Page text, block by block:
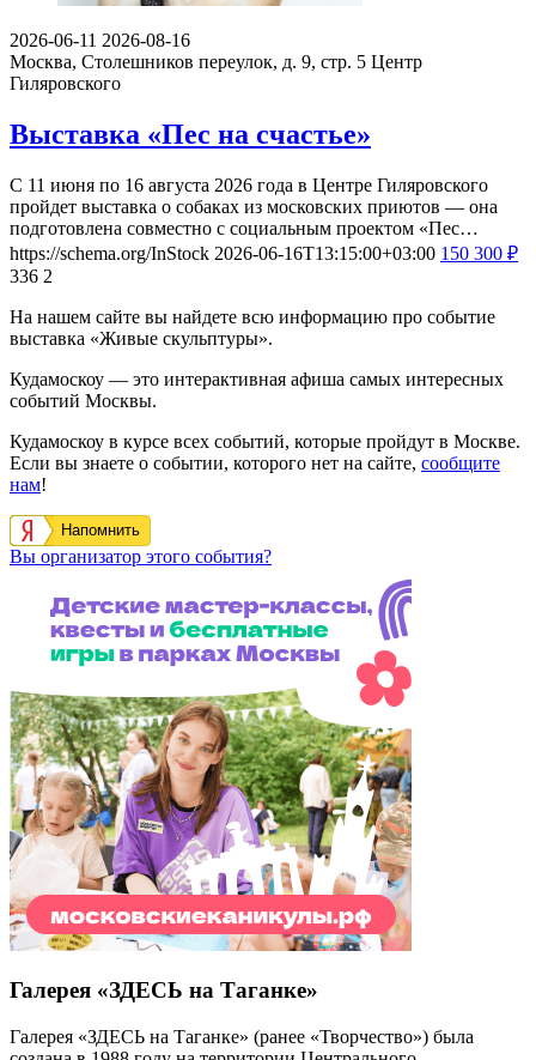
2026-06-11 2026-08-16
Москва, Столешников переулок, д. 9, стр. 5 Центр
Гиляровского
Выставка «Пес на счастье»
С 11 июня по 16 августа 2026 года в Центре Гиляровского
пройдет выставка о собаках из московских приютов — она
подготовлена совместно с социальным проектом «Пес…
https://schema.org/InStock 2026-06-16T13:15:00+03:00 150 300 ₽
336 2
На нашем сайте вы найдете всю информацию про событие
выставка «Живые скульптуры».
Кудамоскоу — это интерактивная афиша самых интересных
событий Москвы.
Кудамоскоу в курсе всех событий, которые пройдут в Москве.
Если вы знаете о событии, которого нет на сайте, сообщите
нам!
Напомнить
Вы организатор этого события?
Галерея «ЗДЕСЬ на Таганке»
Галерея «ЗДЕСЬ на Таганке» (ранее «Творчество») была